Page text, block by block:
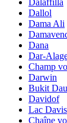
Dallol
Dama Ali
Dana
Dar-
Champ
Darwin
Bukit
Davidof
Lac Davis
Chaîne